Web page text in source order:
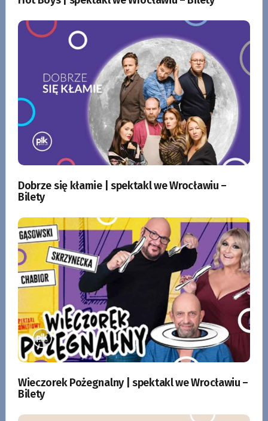
Dobrze się kłamie | spektakl we Wrocławiu –
Bilety
Wieczorek Pożegnalny | spektakl we Wrocławiu –
Bilety